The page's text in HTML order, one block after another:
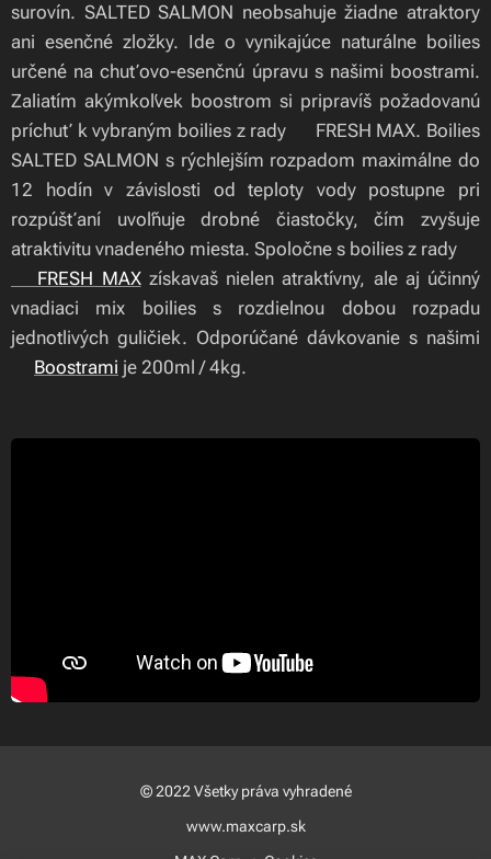
surovín. SALTED SALMON neobsahuje žiadne atraktory
ani esenčné zložky. Ide o vynikajúce naturálne boilies
určené na chuťovo-esenčnú úpravu s našimi boostrami.
Zaliatím akýmkoľvek boostrom si pripravíš požadovanú
príchuť k vybraným boilies z rady 🍃FRESH MAX. Boilies
SALTED SALMON s rýchlejším rozpadom maximálne do
12 hodín v závislosti od teploty vody postupne pri
rozpúšťaní uvoľňuje drobné čiastočky, čím zvyšuje
atraktivitu vnadeného miesta. Spoločne s boilies z rady
🍃FRESH MAXzískavaš nielen atraktívny, ale aj účinný
vnadiaci mix boilies s rozdielnou dobou rozpadu
jednotlivých guličiek. Odporúčané dávkovanie s našimi
Boostrami je 200ml / 4kg.
© 2022 Všetky práva vyhradené
www.maxcarp.sk